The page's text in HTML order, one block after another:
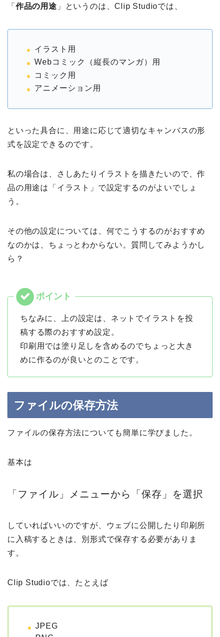
「 作品の用途 」というのは、Clip Studioでは、
イラスト用
Webコミック（縦長のマンガ）用
コミック用
アニメーション用
といった具合に、用途に応じて適切なキャンバスの形
式を設定できるのです。
私の場合は、さしあたりイラストを描きたいので、作
品の用途は「イラスト」で設定するのがよいでしょ
う。
その他の設定については、何でこうするのがおすすめ
なのかは、ちょっとわからない。質問してみようかし
ら？
ちなみに、上の設定は、ネットでイラストを投
稿する際のおすすめ設定。
印刷用では塗り足しを含めるのでちょっと大き
めに作るのが良いとのことです。
ファイルの保存方法
ファイルの保存方法についても簡単に学びました。
基本は
「ファイル」メニューから「保存」を選択
していればいいのですが、ウェブに公開したり印刷所
に入稿するときは、別形式で保存する必要がありま
す。
Clip Studioでは、たとえば
JPEG